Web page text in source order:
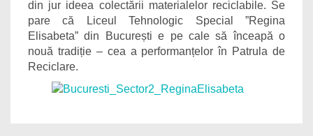
din jur ideea colectării materialelor reciclabile. Se
pare că Liceul Tehnologic Special ”Regina
Elisabeta” din București e pe cale să înceapă o
nouă tradiție – cea a performanțelor în Patrula de
Reciclare.